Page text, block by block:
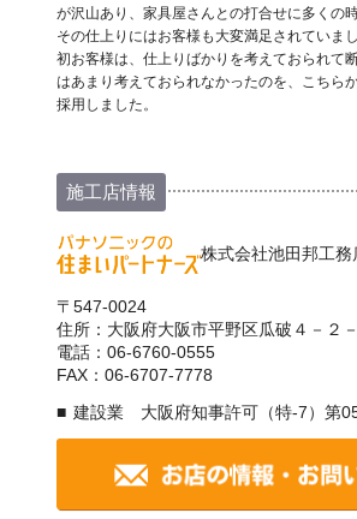
が沢山あり、家具屋さんとの打合せに多くの
その仕上りにはお客様も大変満足されていま
初お客様は、仕上りばかりを考えておられて
はあまり考えておられなかったのを、こちら
採用しました。
施工店情報
株式会社池田邦工務
〒547-0024
住所：大阪府大阪市平野区瓜破４－２
電話：06-6760-0555
FAX：06-6707-7778
建設業 大阪府知事許可（特-7）第